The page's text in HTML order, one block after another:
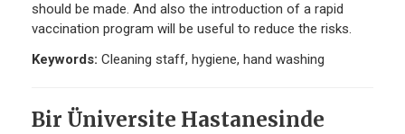
should be made. And also the introduction of a rapid
vaccination program will be useful to reduce the risks.
Keywords: Cleaning staff, hygiene, hand washing
Bir Üniversite Hastanesinde